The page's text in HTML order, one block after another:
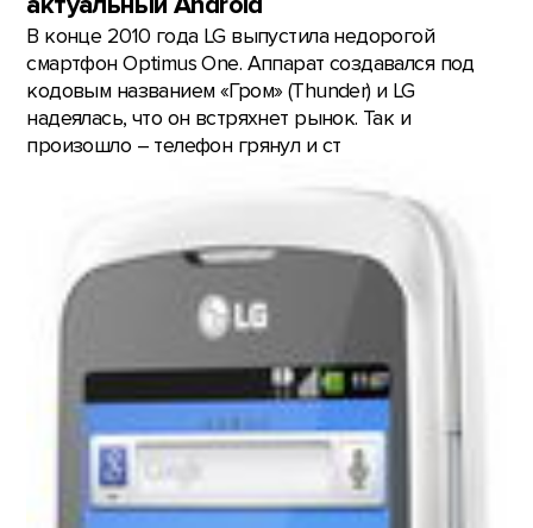
В конце 2010 года LG выпустила недорогой
смартфон Optimus One. Аппарат создавался под
кодовым названием «Гром» (Thunder) и LG
надеялась, что он встряхнет рынок. Так и
произошло – телефон грянул и ст